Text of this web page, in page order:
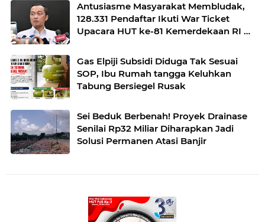
Antusiasme Masyarakat Membludak,
128.331 Pendaftar Ikuti War Ticket
Upacara HUT ke-81 Kemerdekaan RI di
Gas Elpiji Subsidi Diduga Tak Sesuai
SOP, Ibu Rumah tangga Keluhkan
Tabung Bersiegel Rusak
Sei Beduk Berbenah! Proyek Drainase
Senilai Rp32 Miliar Diharapkan Jadi
Solusi Permanen Atasi Banjir